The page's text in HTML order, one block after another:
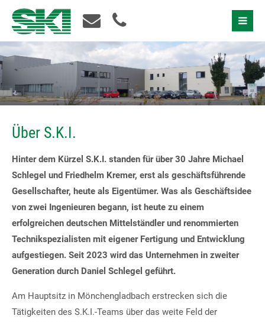
Schnellkontakt
Ich akzeptiere die Datenschutzerklärung
Ihr direkter Draht zu uns
Über S.K.I.
Hinter dem Kürzel S.K.I. standen für über 30 Jahre Michael
Schlegel und Friedhelm Kremer, erst als geschäftsführende
Gesellschafter, heute als Eigentümer. Was als Geschäftsidee
von zwei Ingenieuren begann, ist heute zu einem
erfolgreichen deutschen Mittelständler und renommierten
Technikspezialisten mit eigener Fertigung und Entwicklung
aufgestiegen. Seit 2023 wird das Unternehmen in zweiter
Generation durch Daniel Schlegel geführt.
Am Hauptsitz in Mönchengladbach erstrecken sich die
Tätigkeiten des S.K.I.-Teams über das weite Feld der